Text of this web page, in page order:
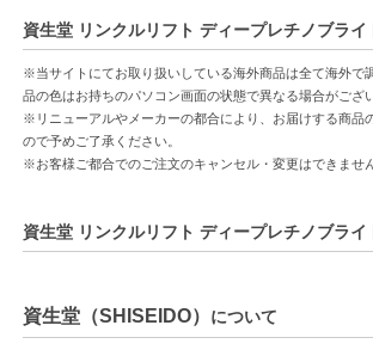
【こんな方へおすすめ】
肌の弾力が低下している方
【JAN/UPC:0729238222946】
資生堂 リンクルリフト ディープレチノブラ
※当サイトにてお取り扱いしている海外商品は全て海外で
品の色はお持ちのパソコン画面の状態で異なる場合がござ
※リニューアルやメーカーの都合により、お届けする商品
ので予めご了承ください。
※お客様ご都合でのご注文のキャンセル・変更はできません
資生堂 リンクルリフト ディープレチノブラ
資生堂（SHISEIDO） について